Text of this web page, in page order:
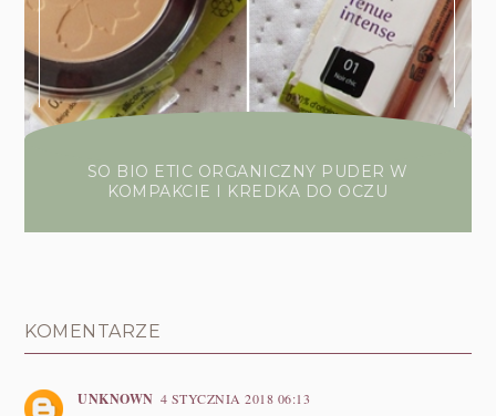
SO BIO ETIC ORGANICZNY PUDER W
KOMPAKCIE I KREDKA DO OCZU
KOMENTARZE
UNKNOWN 4 STYCZNIA 2018 06:13